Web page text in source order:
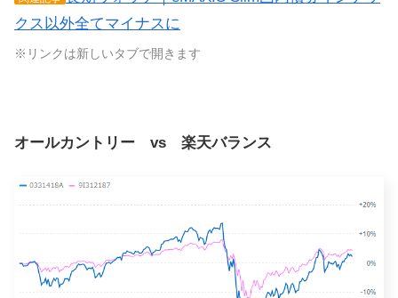
クス以外全てマイナスに
※リンクは新しいタブで開きます
オールカントリー vs 楽天バランス